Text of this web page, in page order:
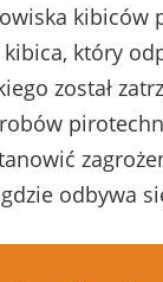
który
został
odbywa